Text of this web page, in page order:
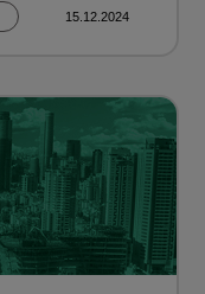
15.12.2024